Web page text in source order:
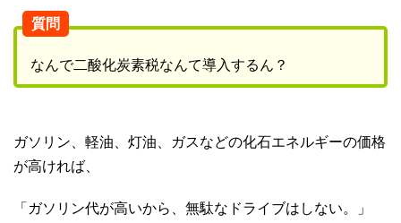
質問
なんで二酸化炭素税なんて導入するん？
ガソリン、軽油、灯油、ガスなどの化石エネルギーの価格
が高ければ、
「ガソリン代が高いから、無駄なドライブはしない。」